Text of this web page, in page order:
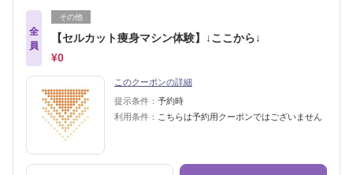
全
員
その他
【セルカット痩身マシン体験】↓ここから↓
¥0
このクーポンの詳細
提示条件： 予約時
利用条件： こちらは予約用クーポンではございません